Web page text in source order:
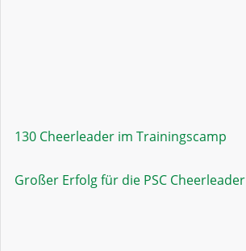
130 Cheerleader im Trainingscamp
Großer Erfolg für die PSC Cheerleader